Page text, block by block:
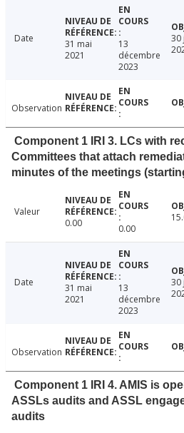
Date
31 mai
2021
13
décembre
2023
30
Observation
Component 1 IRI 3. LCs with
Committees that attach
minutes of the meetings
Valeur
0.00
0.00
Date
31 mai
2021
13
décembre
2023
30
Observation
Component 1 IRI 4. AMIS is
ASSLs audits and ASSL
audits